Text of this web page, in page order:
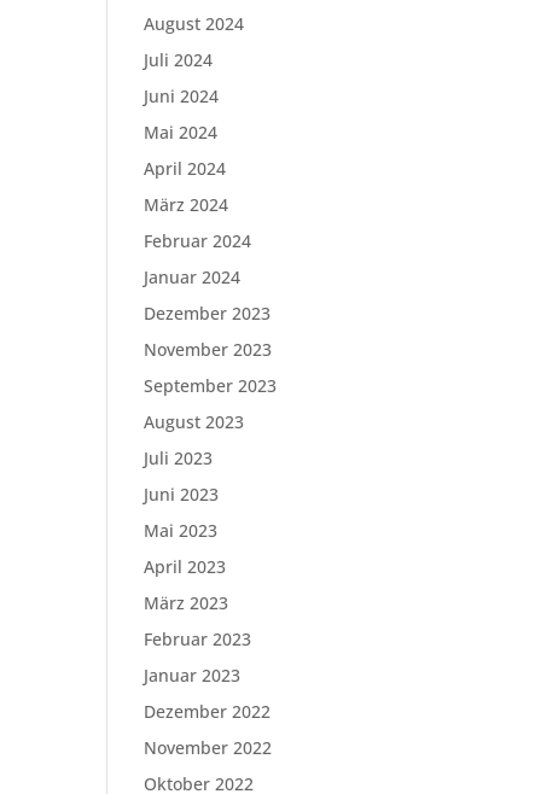
August 2024
Juli 2024
Juni 2024
Mai 2024
April 2024
März 2024
Februar 2024
Januar 2024
Dezember 2023
November 2023
September 2023
August 2023
Juli 2023
Juni 2023
Mai 2023
April 2023
März 2023
Februar 2023
Januar 2023
Dezember 2022
November 2022
Oktober 2022